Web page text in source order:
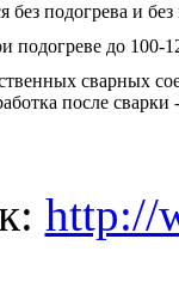
без подогрева и
подогреве до 100-
сварных
после сварки
http://